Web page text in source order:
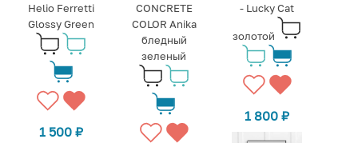
Helio Ferretti
Glossy Green
1 500₽
CONCRETE
COLOR Anika
бледный
зеленый
- Lucky Cat
золотой
1 800₽